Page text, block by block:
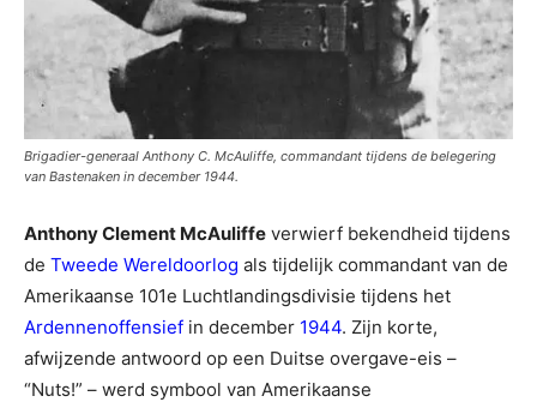
Brigadier-generaal Anthony C. McAuliffe, commandant tijdens de belegering
van Bastenaken in december 1944.
Anthony Clement McAuliffe verwierf bekendheid tijdens
de Tweede Wereldoorlog als tijdelijk commandant van de
Amerikaanse 101e Luchtlandingsdivisie tijdens het
Ardennenoffensief in december 1944. Zijn korte,
afwijzende antwoord op een Duitse overgave-eis –
“Nuts!” – werd symbool van Amerikaanse